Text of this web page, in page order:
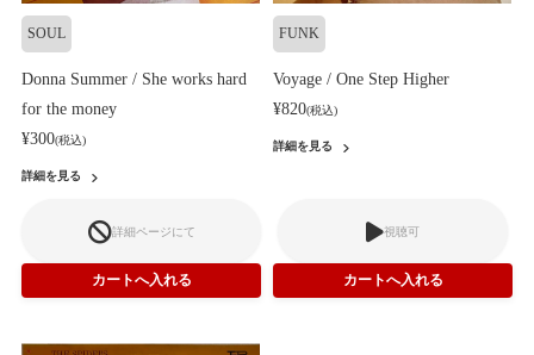
SOUL
Donna Summer / She works hard
for the money
¥300(税込)
詳細を見る
詳細ページにて
FUNK
Voyage / One Step Higher
¥820(税込)
詳細を見る
視聴可